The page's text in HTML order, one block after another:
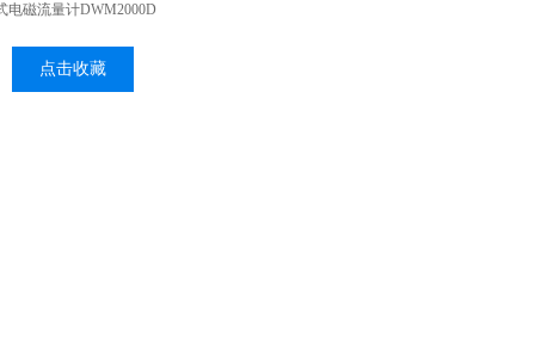
电磁流量计DWM2000D
点击收藏